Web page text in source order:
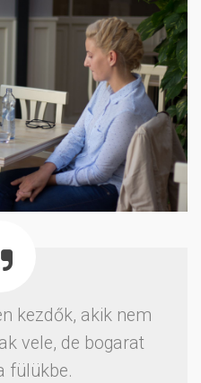
kezdők, akik nem
vele, de bogarat
fülükbe.